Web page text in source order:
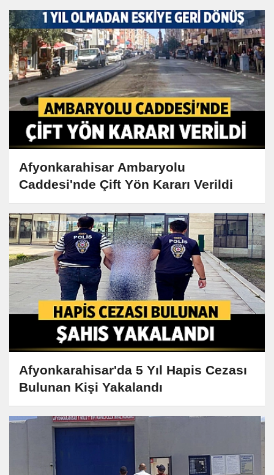
Afyonkarahisar Ambaryolu
Caddesi'nde Çift Yön Kararı Verildi
Afyonkarahisar'da 5 Yıl Hapis Cezası
Bulunan Kişi Yakalandı